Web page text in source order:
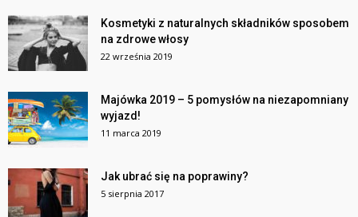
Kosmetyki z naturalnych składników sposobem
na zdrowe włosy
22 września 2019
Majówka 2019 – 5 pomysłów na niezapomniany
wyjazd!
11 marca 2019
Jak ubrać się na poprawiny?
5 sierpnia 2017